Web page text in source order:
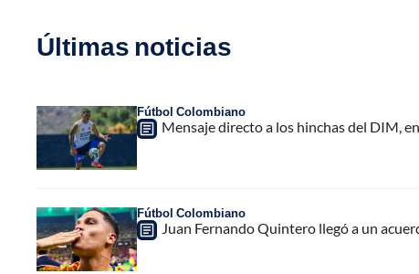
Últimas noticias
Fútbol Colombiano
Mensaje directo a los hinchas del DIM,
Fútbol Colombiano
Juan Fernando Quintero llegó a un